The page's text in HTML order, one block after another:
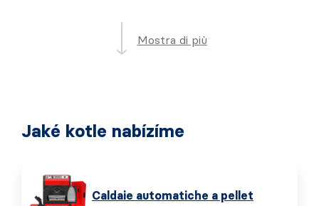
Mostra di più
Jaké kotle nabízíme
Caldaie automatiche a pellet